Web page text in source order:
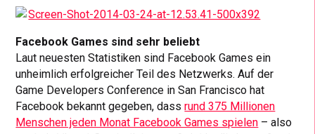
Facebook Games sind sehr beliebt
Laut neuesten Statistiken sind Facebook Games ein
unheimlich erfolgreicher Teil des Netzwerks. Auf der
Game Developers Conference in San Francisco hat
Facebook bekannt gegeben, dassrund 375 Millionen
Menschen jeden Monat Facebook Games spielen – also